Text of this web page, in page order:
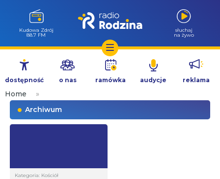
Przejdź
treści
Kudowa Zdrój
88.7 FM
słuchaj
na żywo
dostępność o nas ramówka audycje reklama
Home
»
Archiwum
Kategoria: Kościół